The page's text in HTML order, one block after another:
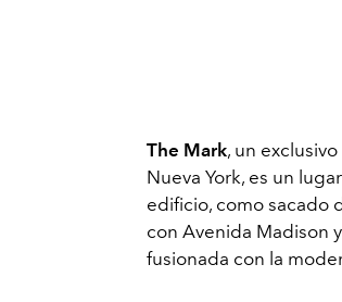
The Mark, un
Nueva York, es un
edificio, como sacado
con Avenida Madison
fusionada con la